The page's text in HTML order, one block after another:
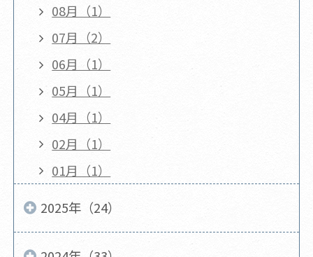
08月（1）
07月（2）
06月（1）
05月（1）
04月（1）
02月（1）
01月（1）
2025年（24）